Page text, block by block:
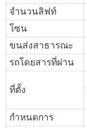
จำนวนลิฟท์
โซน
ขนส่งสาธารณะ
รถโดยสารที่ผ่าน
ที่ตั้ง
กำหนดการ